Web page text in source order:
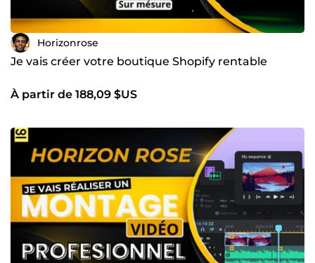
Horizonrose
Je vais créer votre boutique Shopify rentable
À partir de 188,09 $US